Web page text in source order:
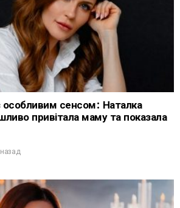
особливим сенсом: Наталка
привітала маму та показала